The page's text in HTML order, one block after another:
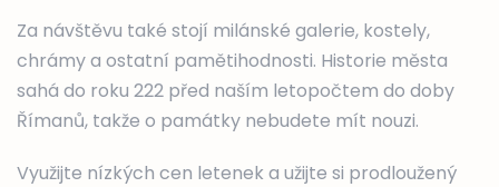
Za návštěvu také stojí milánské galerie, kostely,
chrámy a ostatní pamětihodnosti. Historie města
sahá do roku 222 před naším letopočtem do doby
Římanů, takže o památky nebudete mít nouzi.
Využijte nízkých cen letenek a užijte si prodloužený